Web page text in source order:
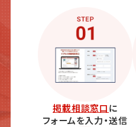
掲載相談窓口に
フォームを入力・送信